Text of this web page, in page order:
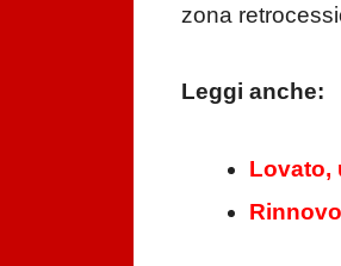
zona
Leggi anche:
Lovato,